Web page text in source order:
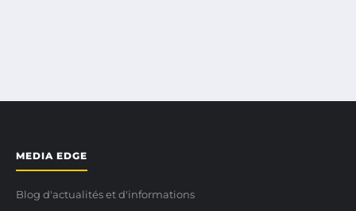
MEDIA EDGE
Blog d'actualités et d'informations